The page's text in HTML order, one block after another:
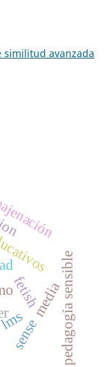
avanzada
fetishmediapedagogía sensible
sense